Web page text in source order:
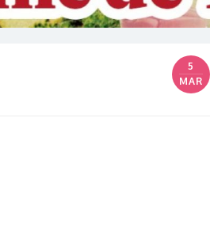
5
MAR